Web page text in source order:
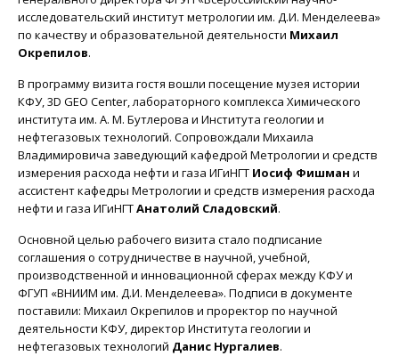
исследовательский институт метрологии им. Д.И. Менделеева»
по качеству и образовательной деятельности Михаил
Окрепилов.
В программу визита гостя вошли посещение музея истории
КФУ, 3D GEO Center, лабораторного комплекса Химического
института им. А. М. Бутлерова и Института геологии и
нефтегазовых технологий. Сопровождали Михаила
Владимировича заведующий кафедрой Метрологии и средств
измерения расхода нефти и газа ИГиНГТ Иосиф Фишман и
ассистент кафедры Метрологии и средств измерения расхода
нефти и газа ИГиНГТАнатолий Сладовский.
Основной целью рабочего визита стало подписание
соглашения о сотрудничестве в научной, учебной,
производственной и инновационной сферах между КФУ и
ФГУП «ВНИИМ им. Д.И. Менделеева». Подписи в документе
поставили: Михаил Окрепилов и проректор по научной
деятельности КФУ, директор Института геологии и
нефтегазовых технологий Данис Нургалиев.